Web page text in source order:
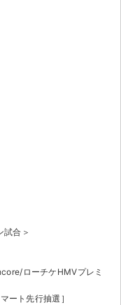
合＞
ローチケHMVプレミ
ト先行抽選］